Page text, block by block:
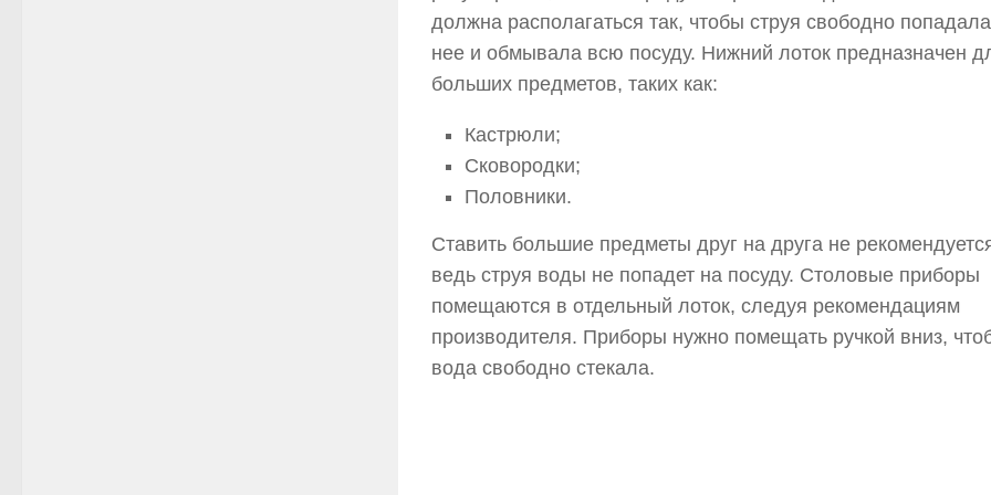
должна располагаться так, чтобы струя свободно
нее и обмывала всю посуду. Нижний лоток предназначен
больших предметов, таких как:
Кастрюли;
Сковородки;
Половники.
Ставить большие предметы друг на друга не
ведь струя воды не попадет на посуду. Столовые приборы
помещаются в отдельный лоток, следуя рекомендациям
производителя. Приборы нужно помещать ручкой вниз,
вода свободно стекала.